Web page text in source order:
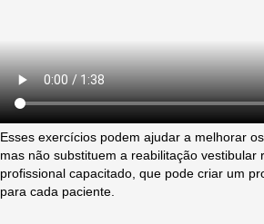
Esses exercícios podem ajudar a melhorar
mas não substituem a reabilitação vestibular
profissional capacitado, que pode criar um
para cada paciente.